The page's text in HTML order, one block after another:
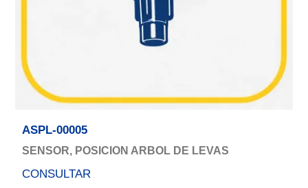
ASPL-00005
SENSOR, POSICION ARBOL DE LEVAS
CONSULTAR